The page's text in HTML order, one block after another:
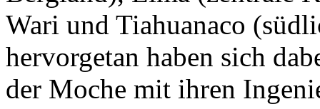
hervorgetan haben sich
derMochemit ihren
Pyramiden,